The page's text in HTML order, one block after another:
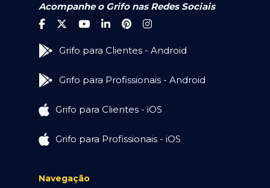
Acompanhe o Grifo nas Redes Sociais
Grifo para Clientes - Android
Grifo para Profissionais - Android
Grifo para Clientes - iOS
Grifo para Profissionais - iOS
Navegação